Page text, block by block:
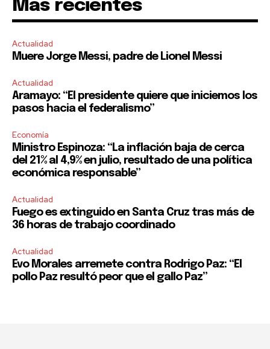
SUBSCRIBE
I've read and accept thePrivacy Policy.
Mas recientes
Actualidad
Muere Jorge Messi, padre de Lionel Messi
Actualidad
Aramayo: “El presidente quiere que iniciemos los
pasos hacia el federalismo”
Economía
Ministro Espinoza: “La inflación baja de cerca
del 21% al 4,9% en julio, resultado de una política
económica responsable”
Actualidad
Fuego es extinguido en Santa Cruz tras más de
36 horas de trabajo coordinado
Actualidad
Evo Morales arremete contra Rodrigo Paz: “El
pollo Paz resultó peor que el gallo Paz”